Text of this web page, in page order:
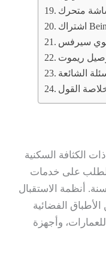
متحرك
سيرفس
ريموت
الشائعة
القول
الكثافة السكنية
الطلب على خدمات
أنظمة الاستقبال
الفضائية
وأجهزة